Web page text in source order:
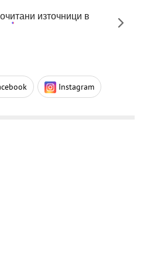
източници в
Instagram